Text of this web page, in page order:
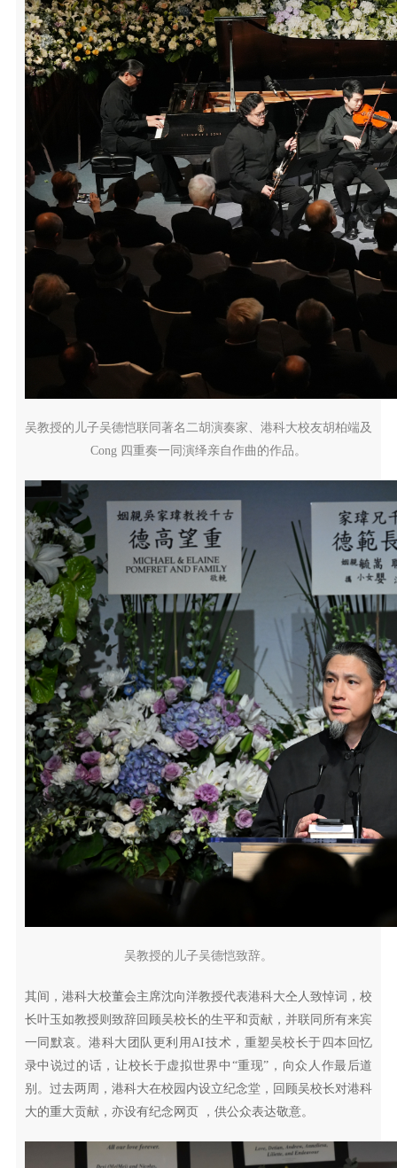
吴教授的儿子吴德恺联同著名二胡演奏家、港科大校友胡柏端及
Cong 四重奏一同演绎亲自作曲的作品。
吴教授的儿子吴德恺致辞。
其间，港科大校董会主席沈向洋教授代表港科大仝人致悼词，校
长叶玉如教授则致辞回顾吴校长的生平和贡献，并联同所有来宾
一同默哀。港科大团队更利用AI技术，重塑吴校长于四本回忆
录中说过的话，让校长于虚拟世界中“重现”，向众人作最后道
别。过去两周，港科大在校园内设立纪念堂，回顾吴校长对港科
大的重大贡献，亦设有纪念网页 ，供公众表达敬意。